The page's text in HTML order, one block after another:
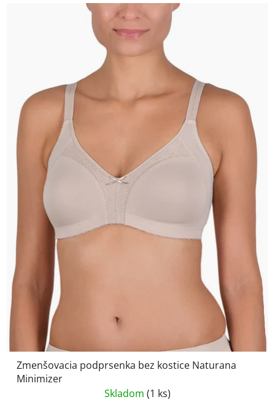
Zmenšovacia podprsenka bez kostice Naturana
Minimizer
Skladom (1 ks)